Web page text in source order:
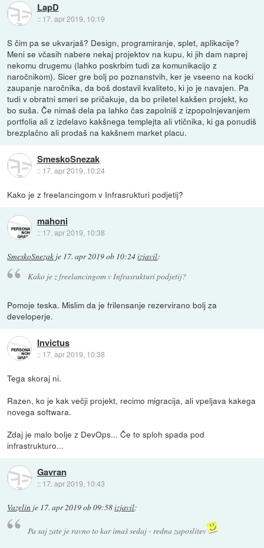
LapD
:: 17. apr 2019, 10:19
S čim pa se ukvarjaš? Design, programiranje, splet, aplikacije?
Meni se včasih nabere nekaj projektov na kupu, ki jih dam naprej
nekomu drugemu (lahko poskrbim tudi za komunikacijo z
naročnikom). Sicer gre bolj po poznanstvih, ker je vseeno na kocki
zaupanje naročnika, da boš dostavil kvaliteto, ki jo je navajen. Pa
tudi v obratni smeri se pričakuje, da bo priletel kakšen projekt, ko
bo suša. Če nimaš dela pa lahko čas zapolniš z izpopolnjevanjem
portfolia ali z izdelavo kakšnega templejta ali vtičnika, ki ga ponudiš
brezplačno ali prodaš na kakšnem market placu.
SmeskoSnezak
:: 17. apr 2019, 10:24
Kako je z freelancingom v Infrasrukturi podjetij?
mahoni
:: 17. apr 2019, 10:38
SmeskoSnezak je 17. apr 2019 ob 10:24izjavil:
Kako je z freelancingom v Infrasrukturi podjetij?
Pomoje teska. Mislim da je frilensanje rezervirano bolj za
developerje.
Invictus
:: 17. apr 2019, 10:38
Tega skoraj ni.
Razen, ko je kak večji projekt, recimo migracija, ali vpeljava kakega
novega softwara.
Zdaj je malo bolje z DevOps... Če to sploh spada pod
infrastrukturo...
Gavran
:: 17. apr 2019, 10:43
Vazelin je 17. apr 2019 ob 09:58izjavil:
Pa saj zate je ravno to kar imaš sedaj - redna zaposlitev